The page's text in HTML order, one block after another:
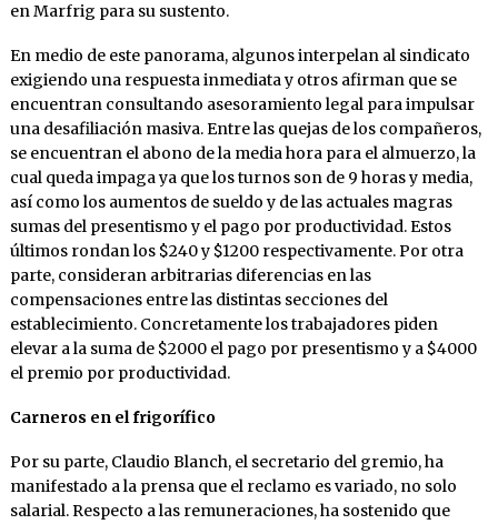
en Marfrig para su sustento.
En medio de este panorama, algunos interpelan al sindicato
exigiendo una respuesta inmediata y otros afirman que se
encuentran consultando asesoramiento legal para impulsar
una desafiliación masiva. Entre las quejas de los compañeros,
se encuentran el abono de la media hora para el almuerzo, la
cual queda impaga ya que los turnos son de 9 horas y media,
así como los aumentos de sueldo y de las actuales magras
sumas del presentismo y el pago por productividad. Estos
últimos rondan los $240 y $1200 respectivamente. Por otra
parte, consideran arbitrarias diferencias en las
compensaciones entre las distintas secciones del
establecimiento. Concretamente los trabajadores piden
elevar a la suma de $2000 el pago por presentismo y a $4000
el premio por productividad.
Carneros en el frigorífico
Por su parte, Claudio Blanch, el secretario del gremio, ha
manifestado a la prensa que el reclamo es variado, no solo
salarial. Respecto a las remuneraciones, ha sostenido que